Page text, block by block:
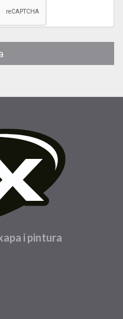
i pintura